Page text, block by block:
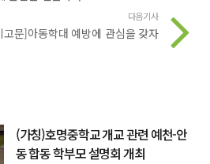
다음기사
고문]아동학대 예방에 관심을 갖자
(가칭)호명중학교 개교 관련 예천-안
동 합동 학부모 설명회 개최